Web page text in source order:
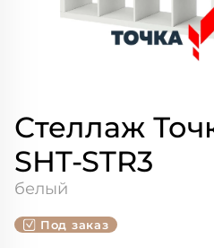
Стеллаж
SHT-STR3
белый
Под заказ